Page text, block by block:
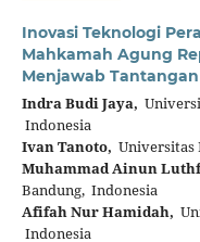
Inovasi Teknologi
Mahkamah Agung
Menjawab
Indra Budi Jaya,
Indonesia
Ivan Tanoto, Universitas
Muhammad Ainun
Bandung, Indonesia
Afifah Nur Hamidah,
Indonesia